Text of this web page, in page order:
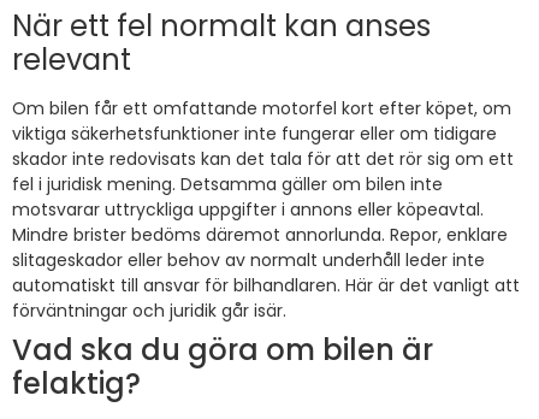
När ett fel normalt kan anses
relevant
Om bilen får ett omfattande motorfel kort efter köpet, om
viktiga säkerhetsfunktioner inte fungerar eller om tidigare
skador inte redovisats kan det tala för att det rör sig om ett
fel i juridisk mening. Detsamma gäller om bilen inte
motsvarar uttryckliga uppgifter i annons eller köpeavtal.
Mindre brister bedöms däremot annorlunda. Repor, enklare
slitageskador eller behov av normalt underhåll leder inte
automatiskt till ansvar för bilhandlaren. Här är det vanligt att
förväntningar och juridik går isär.
Vad ska du göra om bilen är
felaktig?